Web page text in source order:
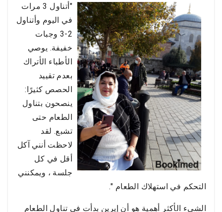
"أتناول 3 مرات
في اليوم وأتناول
2-3 وجبات
خفيفة. يوصي
الأطباء الأتراك
بعدم تقييد
الحصص كثيرًا:
ينصحون بتناول
الطعام حتى
تشبع. لقد
لاحظت أنني آكل
أقل في كل
جلسة ، ويمكنني
التحكم في استهلاك الطعام ".
الشيء الأكثر أهمية هو أن إيرين بدأت في تناول الطعام